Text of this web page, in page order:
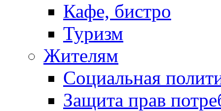
Кафе, бистро
Туризм
Жителям
Социальная
Защита прав